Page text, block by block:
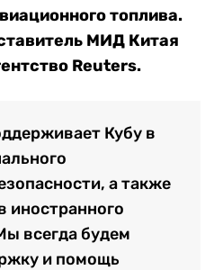
топлива.
МИД Китая
Reuters.
Кубу в
а также
иностранного
всегда будем
и помощь